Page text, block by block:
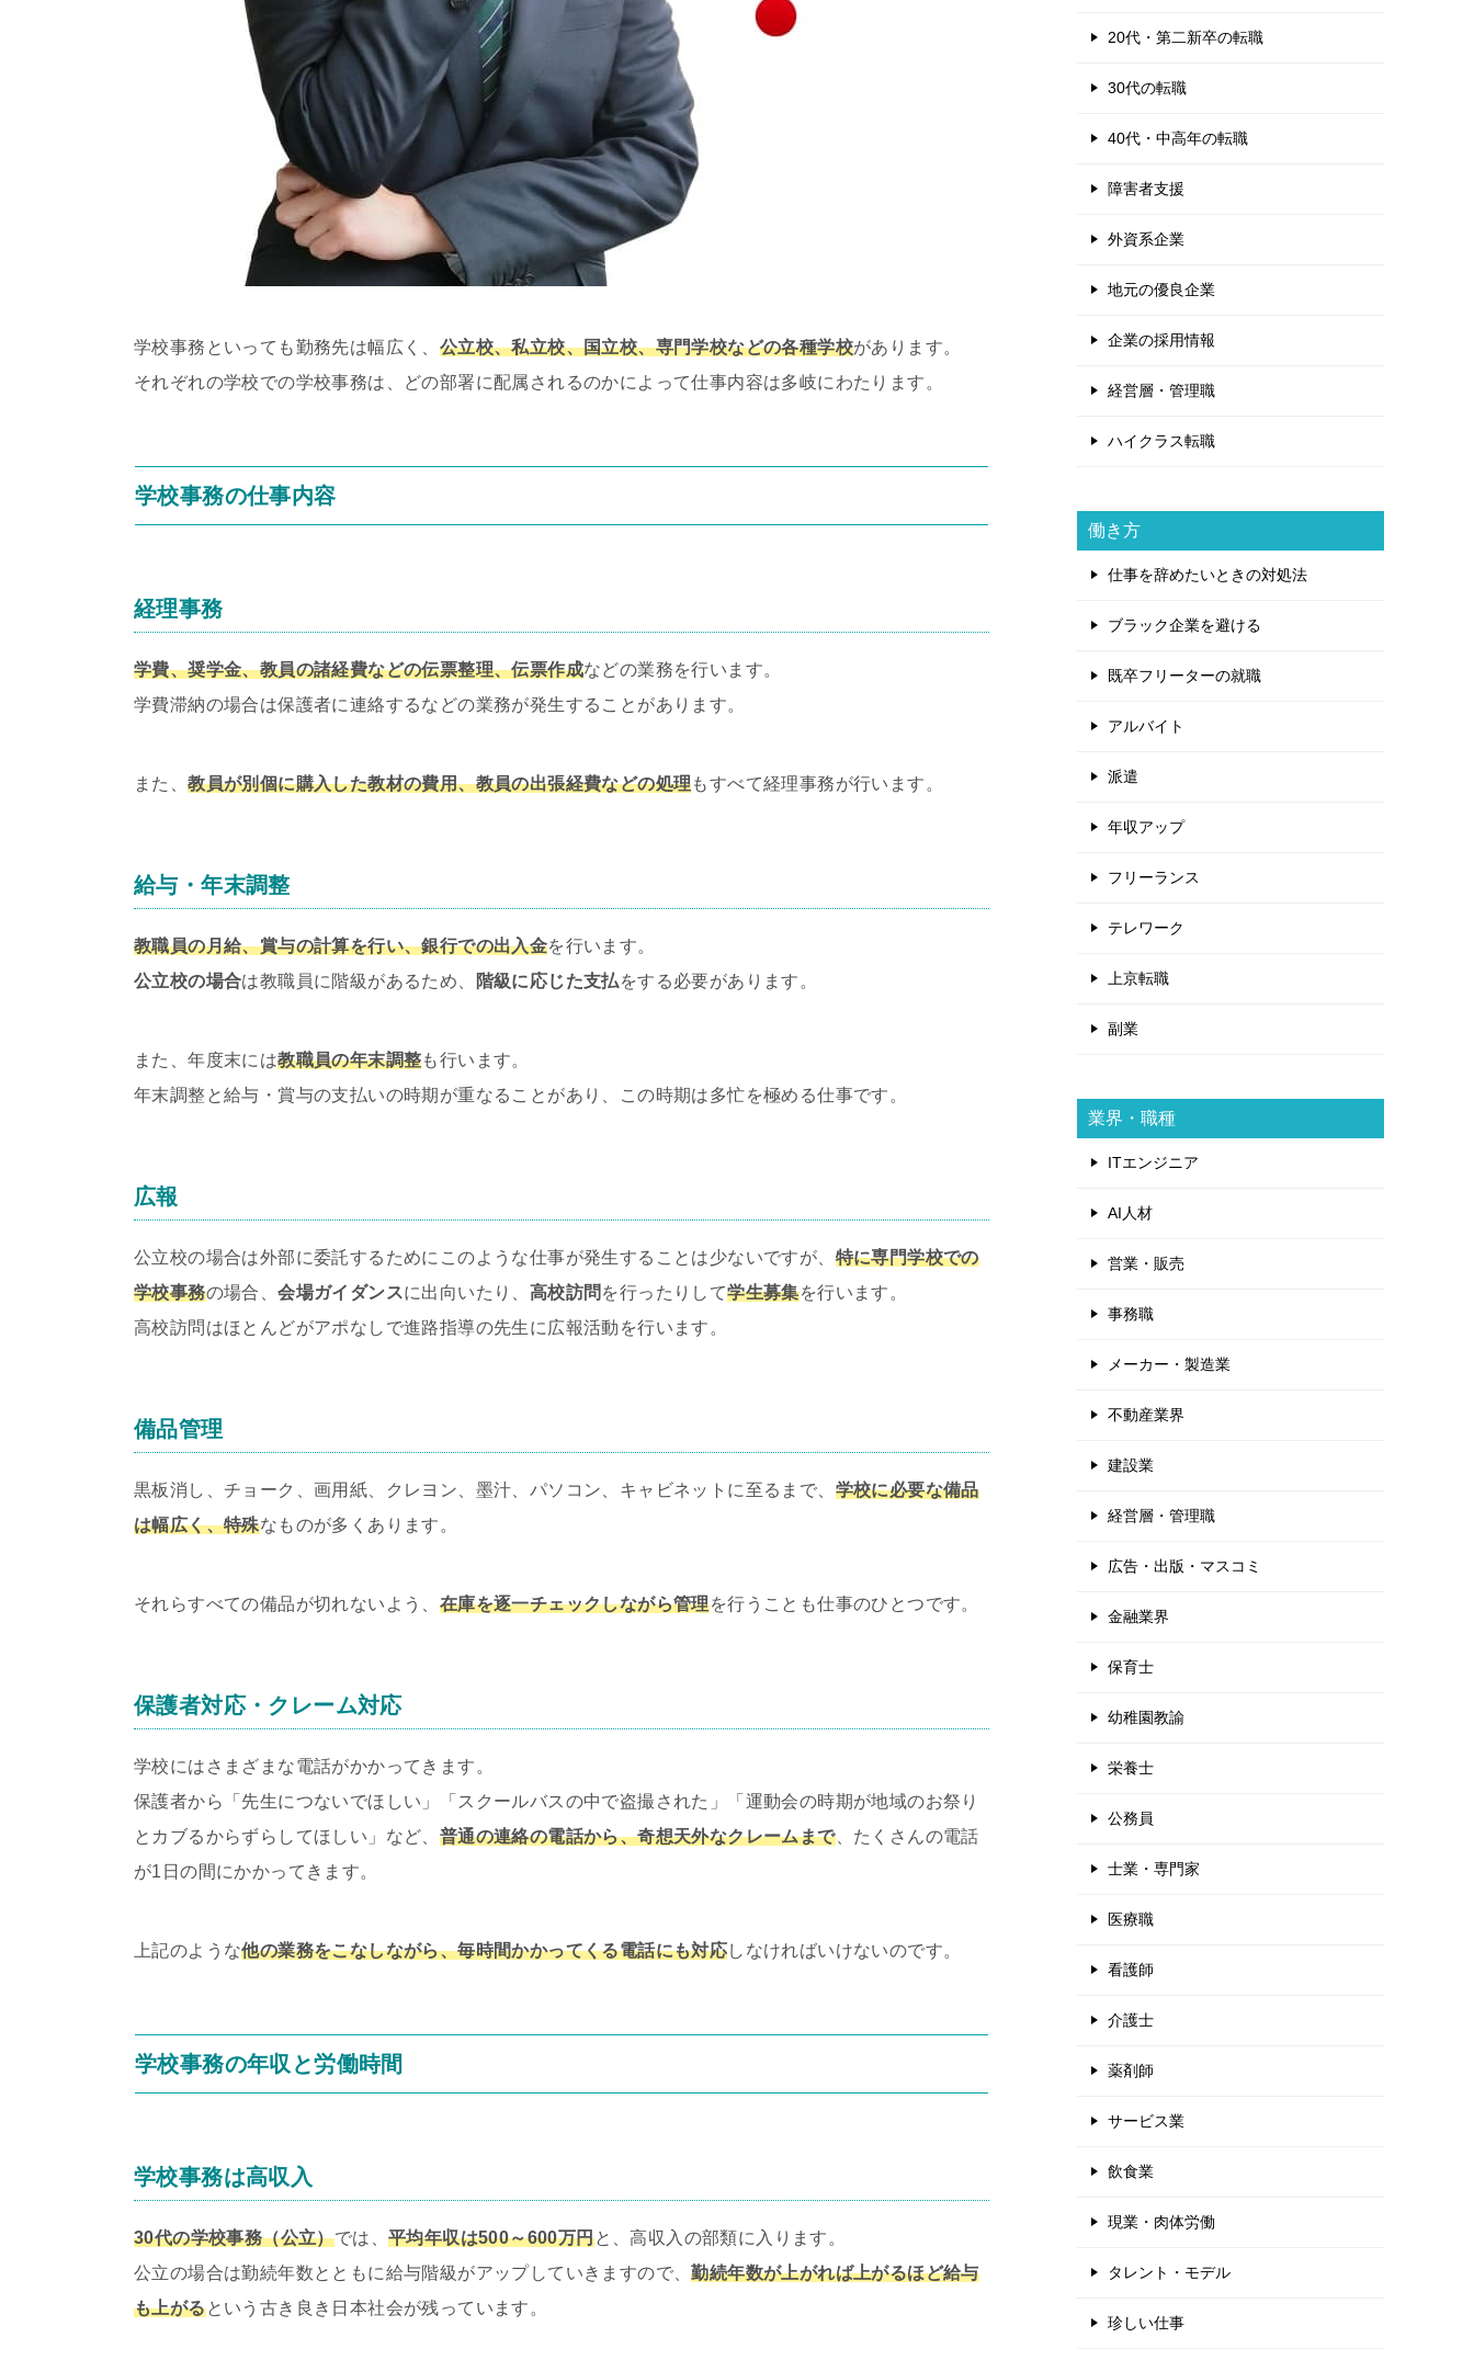
学校事務といっても勤務先は幅広く、 公立校、私立校、国立校、専門学校などの各種学校があります。
それぞれの学校での学校事務は、どの部署に配属されるのかによって仕事内容は多岐にわたります。
学校事務の仕事内容
経理事務
学費、奨学金、教員の諸経費などの伝票整理、伝票作成などの業務を行います。
学費滞納の場合は保護者に連絡するなどの業務が発生することがあります。
また、教員が別個に購入した教材の費用、教員の出張経費などの処理もすべて経理事務が行います。
給与・年末調整
教職員の月給、賞与の計算を行い、銀行での出入金を行います。
公立校の場合は教職員に階級があるため、 階級に応じた支払をする必要があります。
また、年度末には教職員の年末調整も行います。
年末調整と給与・賞与の支払いの時期が重なることがあり、この時期は多忙を極める仕事です。
広報
公立校の場合は外部に委託するためにこのような仕事が発生することは少ないですが、 特に専門学校での
学校事務の場合、会場ガイダンスに出向いたり、 高校訪問 を行ったりして学生募集を行います。
高校訪問はほとんどがアポなしで進路指導の先生に広報活動を行います。
備品管理
黒板消し、チョーク、画用紙、クレヨン、墨汁、パソコン、キャビネットに至るまで、 学校に必要な備品
は幅広く、特殊なものが多くあります。
それらすべての備品が切れないよう、 在庫を逐一チェックしながら管理を行うことも仕事のひとつです。
保護者対応・クレーム対応
学校にはさまざまな電話がかかってきます。
保護者から「先生につないでほしい」「スクールバスの中で盗撮された」「運動会の時期が地域のお祭り
とカブるからずらしてほしい」など、 普通の連絡の電話から、奇想天外なクレームまで、たくさんの電話
が1日の間にかかってきます。
上記のような他の業務をこなしながら、毎時間かかってくる電話にも対応しなければいけないのです。
学校事務の年収と労働時間
学校事務は高収入
30代の学校事務（公立）では、平均年収は500～600万円と、高収入の部類に入ります。
公立の場合は勤続年数とともに給与階級がアップしていきますので、勤続年数が上がれば上がるほど給与
も上がるという古き良き日本社会が残っています。
20代・第二新卒の転職
30代の転職
40代・中高年の転職
障害者支援
外資系企業
地元の優良企業
企業の採用情報
経営層・管理職
ハイクラス転職
働き方
仕事を辞めたいときの対処法
ブラック企業を避ける
既卒フリーターの就職
アルバイト
派遣
年収アップ
フリーランス
テレワーク
上京転職
副業
業界・職種
ITエンジニア
AI人材
営業・販売
事務職
メーカー・製造業
不動産業界
建設業
経営層・管理職
広告・出版・マスコミ
金融業界
保育士
幼稚園教諭
栄養士
公務員
士業・専門家
医療職
看護師
介護士
薬剤師
サービス業
飲食業
現業・肉体労働
タレント・モデル
珍しい仕事